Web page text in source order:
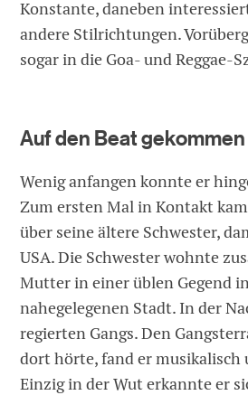
Konstante, daneben
andere Stilrichtungen.
sogar in die Goa- und Reggae-
Auf den Beat gekommen
Wenig anfangen konnte er
Zum ersten Mal in Kontakt
über seine ältere Schwester,
USA. Die Schwester wohnte
Mutter in einer üblen Gegend
nahegelegenen Stadt. In der
regierten Gangs. Den
dort hörte, fand er musikalisch
Einzig in der Wut erkannte er